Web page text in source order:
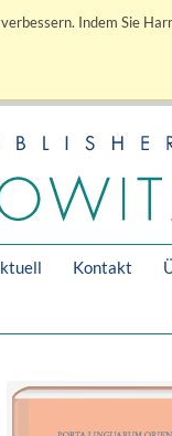
Indem Sie
Kontakt